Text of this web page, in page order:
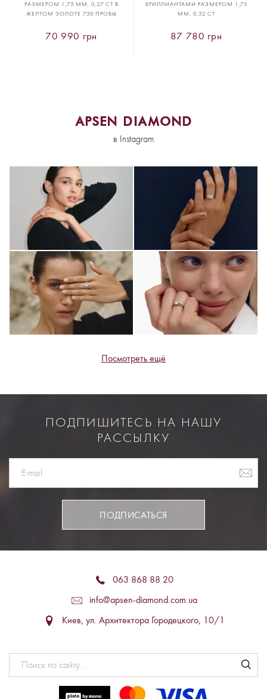
РАЗМЕРОМ 1,75 ММ, 0,27 CT В
ЖЕЛТОМ ЗОЛОТЕ 750 ПРОБЫ
70 990 грн
БРИЛЛИАНТАМИ РАЗМЕРОМ 1,75
ММ, 0,52 CT
87 780 грн
APSEN DIAMOND
в Instagram
Посмотреть ещё
ПОДПИШИТЕСЬ НА НАШУ
РАССЫЛКУ
ПОДПИСАТЬСЯ
063 868 88 20
info@apsen-diamond.com.ua
Киев, ул. Архитектора Городецкого, 10/1